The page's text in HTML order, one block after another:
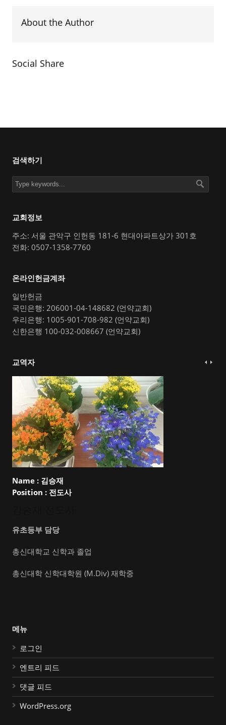
About the Author
Social Share
검색하기
교회정보
주소: 서울 관악구 인헌동 181-6 현대아파트상가 301호
전화: 0507-1358-7760
온라인헌금계좌
일반헌금
국민은행: 206001-04-148682 (언약교회)
우리은행: 1005-901-708-982 (언약교회)
신한은행 100-032-008667 (언약교회)
교역자
Name : 김승재
Position : 전도사
유초등부 담당
총신대학교 신학과 졸업
총신대학 신학대학원 (M.Div) 재학중
메뉴
로그인
엔트리 피드
댓글 피드
WordPress.org